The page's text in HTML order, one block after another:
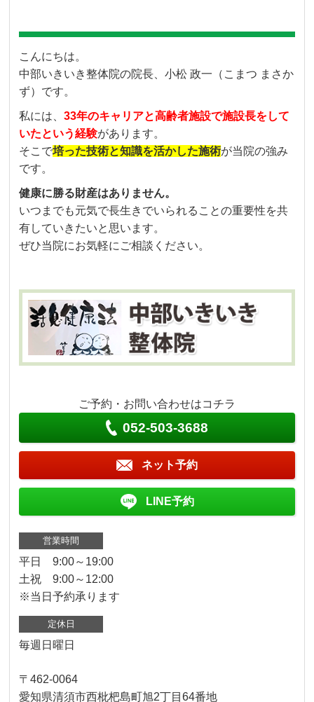
こんにちは。
中部いきいき整体院の院長、小松 政一（こまつ まさか
ず）です。
私には、33年のキャリアと高齢者施設で施設長をして
いたという経験があります。
そこで培った技術と知識を活かした施術が当院の強み
です。
健康に勝る財産はありません。
いつまでも元気で長生きでいられることの重要性を共
有していきたいと思います。
ぜひ当院にお気軽にご相談ください。
ご予約・お問い合わせはコチラ
052-503-3688
ネット予約
LINE予約
営業時間
平日 9:00～19:00
土祝 9:00～12:00
※当日予約承ります
定休日
毎週日曜日
〒462-0064
愛知県清須市西枇杷島町旭2丁目64番地